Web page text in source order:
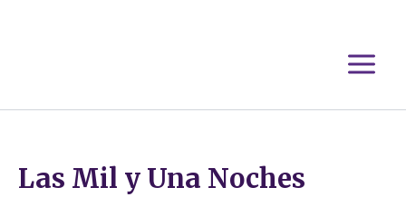
Las Mil y Una Noches